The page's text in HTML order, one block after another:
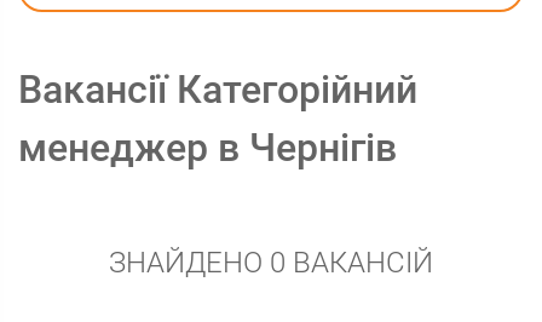
Вакансії Категорійний
менеджер в Чернігів
ЗНАЙДЕНО 0 ВАКАНСІЙ